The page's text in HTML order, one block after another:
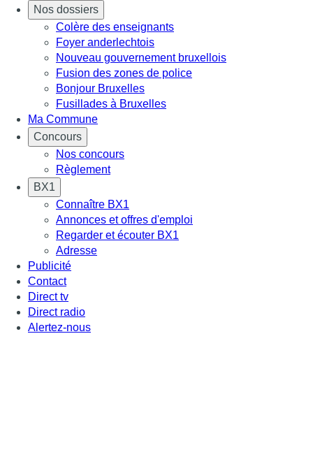
Nos dossiers
Colère des enseignants
Foyer anderlechtois
Nouveau gouvernement bruxellois
Fusion des zones de police
Bonjour Bruxelles
Fusillades à Bruxelles
Ma Commune
Concours
Nos concours
Règlement
BX1
Connaître BX1
Annonces et offres d'emploi
Regarder et écouter BX1
Adresse
Publicité
Contact
Direct tv
Direct radio
Alertez-nous